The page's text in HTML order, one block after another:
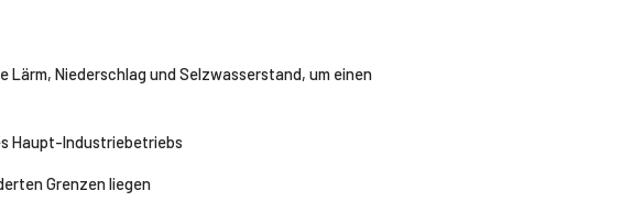
Niederschlag und Selzwasserstand, um einen
Haupt-Industriebetriebs
Grenzen liegen